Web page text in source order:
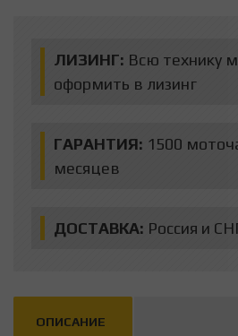
ЛИЗИНГ: Всю технику
оформить в лизинг
ГАРАНТИЯ: 1500
месяцев
ДОСТАВКА: Россия и
ОПИСАНИЕ